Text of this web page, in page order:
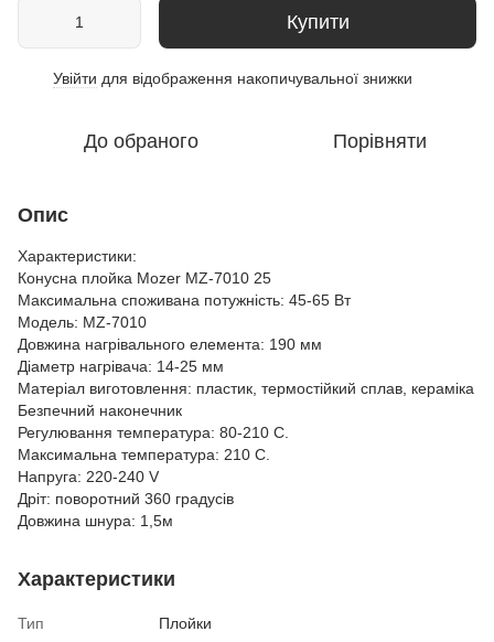
Купити
Увійти для відображення накопичувальної знижки
До обраного Порівняти
Опис
Характеристики:
Конусна плойка Mozer MZ-7010 25
Максимальна споживана потужність: 45-65 Вт
Модель: MZ-7010
Довжина нагрівального елемента: 190 мм
Діаметр нагрівача: 14-25 мм
Матеріал виготовлення: пластик, термостійкий сплав, кераміка
Безпечний наконечник
Регулювання температура: 80-210 С.
Максимальна температура: 210 С.
Напруга: 220-240 V
Дріт: поворотний 360 градусів
Довжина шнура: 1,5м
Характеристики
Тип
Плойки